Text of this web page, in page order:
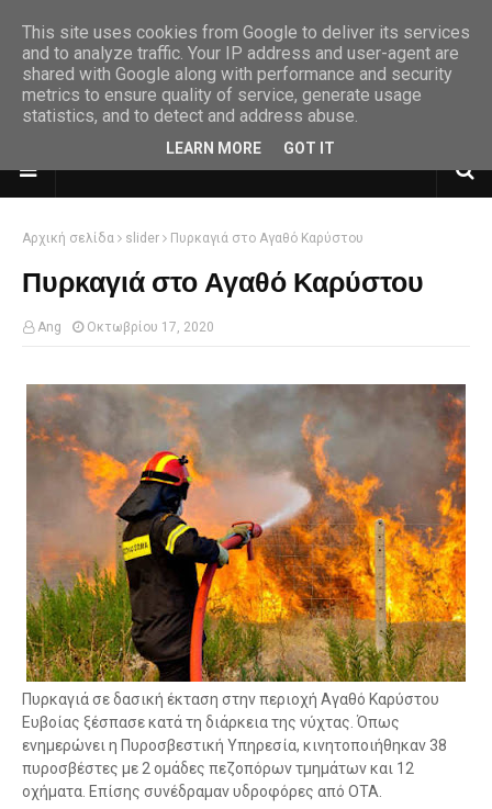
Αρχική σελίδα slider Πυρκαγιά στο Αγαθό Καρύστου
Πυρκαγιά στο Αγαθό Καρύστου
Ang Οκτωβρίου 17, 2020
Πυρκαγιά σε δασική έκταση στην περιοχή Αγαθό Καρύστου
Ευβοίας ξέσπασε κατά τη διάρκεια της νύχτας. Όπως
ενημερώνει η Πυροσβεστική Υπηρεσία, κινητοποιήθηκαν 38
πυροσβέστες με 2 ομάδες πεζοπόρων τμημάτων και 12
οχήματα. Επίσης συνέδραμαν υδροφόρες από ΟΤΑ.
This site uses cookies from Google to deliver its services
and to analyze traffic. Your IP address and user-agent are
shared with Google along with performance and security
metrics to ensure quality of service, generate usage
statistics, and to detect and address abuse.
LEARN MORE GOT IT